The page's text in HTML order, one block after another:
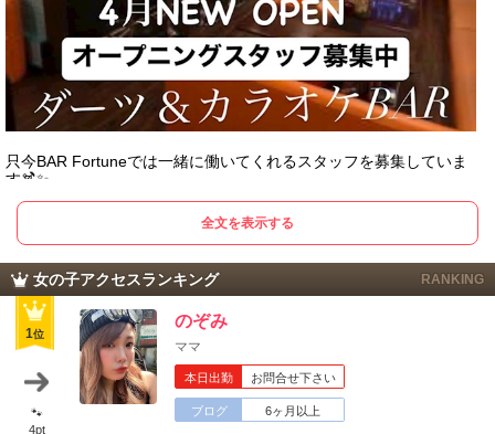
只今BAR Fortuneでは一緒に働いてくれるスタッフを募集していま
す🍹✨
ダーツ🎯カラオケ🎤ができるアットホームなお店です✨
未経験、経験者共に大歓迎です！！
私達と一緒に笑顔溢れる素敵なお店を作りませんか？？
内覧・体験入店も随時受け付けております✨
⭐️時給1800〜3000円
⭐️3時間からアルバイト可能
⭐️勤務時間20:00〜翌5:00
⭐️時間・曜日応相談
たくさんのご応募お待ちしてます！！
全文を表示する
女の子アクセスランキング RANKING
1位
🐾
4pt
のぞみ
ママ
本日出勤 お問合せ下さい
ブログ 6ヶ月以上